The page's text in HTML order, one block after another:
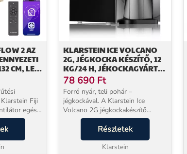
2 AZ
CM, LED
Fiji
egész
A
KLARSTEIN ICE VOLCANO
2G, JÉGKOCKA KÉSZÍTŐ, 12
KG/24 H, JÉKOCKAGYÁRTÓ,
LED, FEKETE
78 690 Ft
Forró nyár, teli pohár –
jégkockával. A Klarstein Ice
Volcano 2G jégkockakészítő
gondoskodik arról, hogy a buli
soha ne álljon le a jég hiánya
miatt.A Klarstein Ice Volcano 2G
jégkockagép kompakt mére...
Részletek
Klarstein